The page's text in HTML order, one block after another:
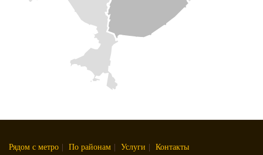
Рядом с метро | По районам | Услуги | Контакты